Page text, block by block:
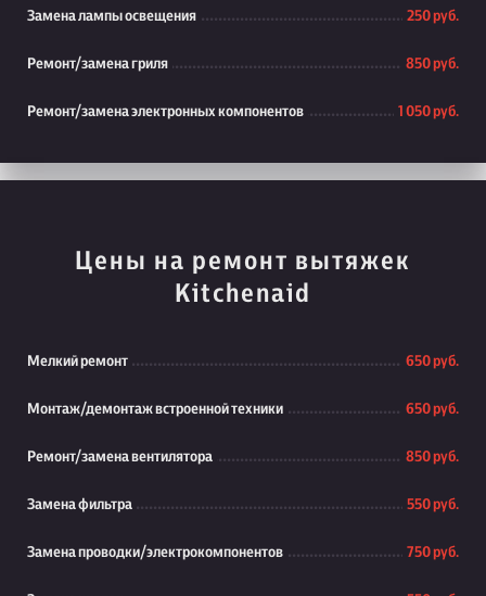
Замена лампы освещения 250 руб.
Ремонт/замена гриля 850 руб.
Ремонт/замена электронных компонентов 1 050 руб.
Цены на ремонт вытяжек
Kitchenaid
Мелкий ремонт 650 руб.
Монтаж/демонтаж встроенной техники 650 руб.
Ремонт/замена вентилятора 850 руб.
Замена фильтра 550 руб.
Замена проводки/электрокомпонентов 750 руб.